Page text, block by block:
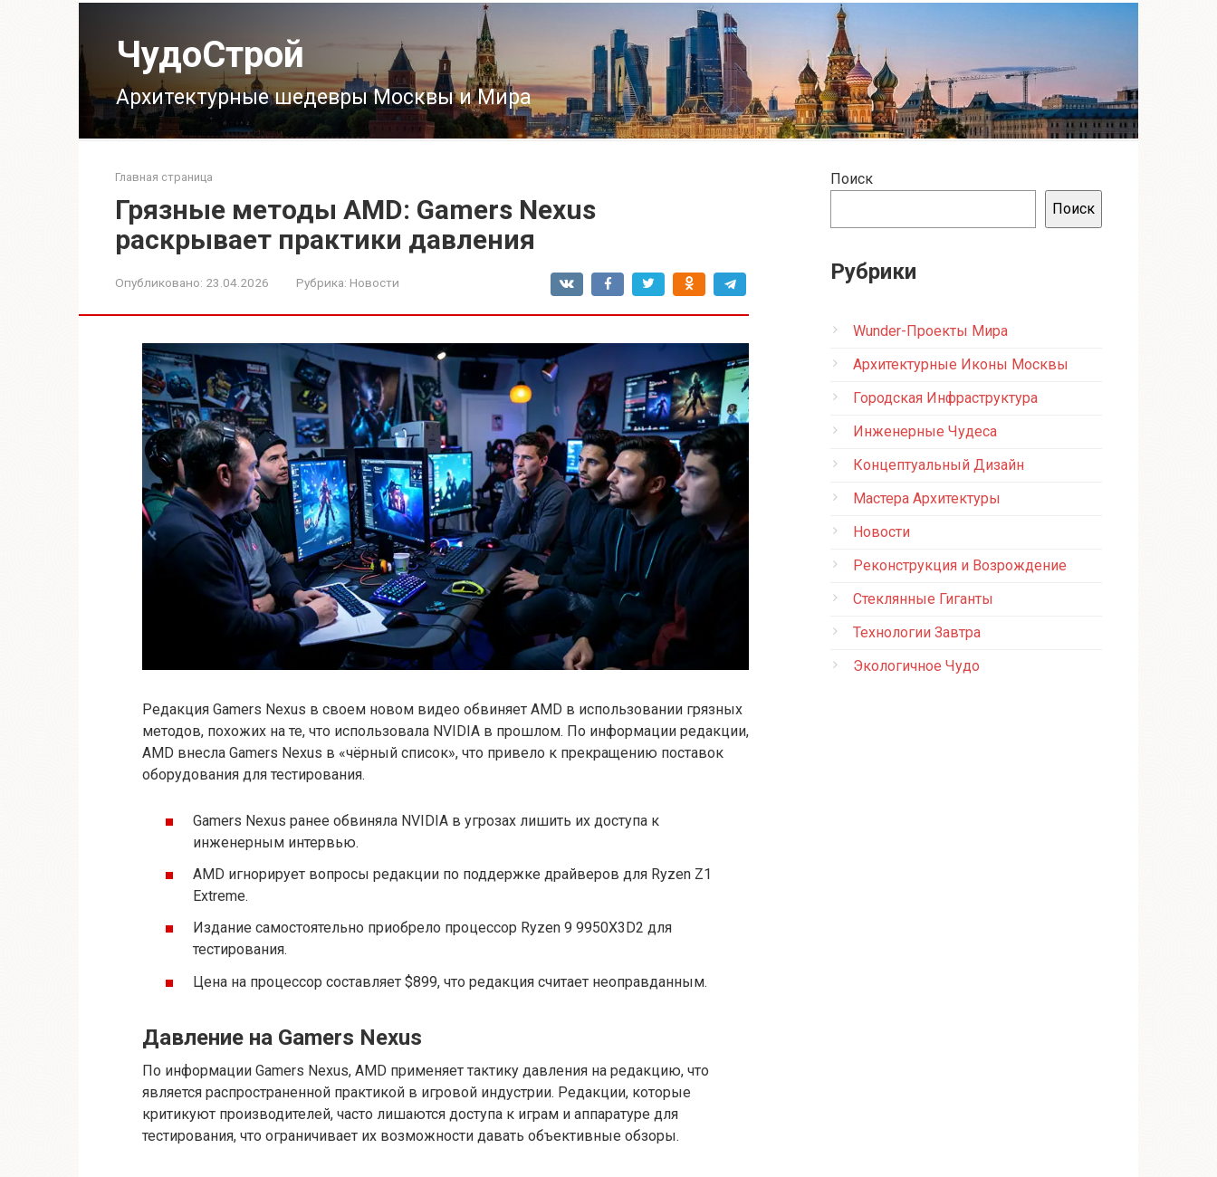
ЧудоСтрой
Архитектурные шедевры Москвы и Мира
Главная страница
Грязные методы AMD: Gamers Nexus
раскрывает практики давления
Опубликовано: 23.04.2026 Рубрика: Новости
Редакция Gamers Nexus в своем новом видео обвиняет AMD в использовании грязных
методов, похожих на те, что использовала NVIDIA в прошлом. По информации редакции,
AMD внесла Gamers Nexus в «чёрный список», что привело к прекращению поставок
оборудования для тестирования.
Gamers Nexus ранее обвиняла NVIDIA в угрозах лишить их доступа к
инженерным интервью.
AMD игнорирует вопросы редакции по поддержке драйверов для Ryzen Z1
Extreme.
Издание самостоятельно приобрело процессор Ryzen 9 9950X3D2 для
тестирования.
Цена на процессор составляет $899, что редакция считает неоправданным.
Давление на Gamers Nexus
По информации Gamers Nexus, AMD применяет тактику давления на редакцию, что
является распространенной практикой в игровой индустрии. Редакции, которые
критикуют производителей, часто лишаются доступа к играм и аппаратуре для
тестирования, что ограничивает их возможности давать объективные обзоры.
Поиск
Поиск
Рубрики
Wunder-Проекты Мира
Архитектурные Иконы Москвы
Городская Инфраструктура
Инженерные Чудеса
Концептуальный Дизайн
Мастера Архитектуры
Новости
Реконструкция и Возрождение
Стеклянные Гиганты
Технологии Завтра
Экологичное Чудо